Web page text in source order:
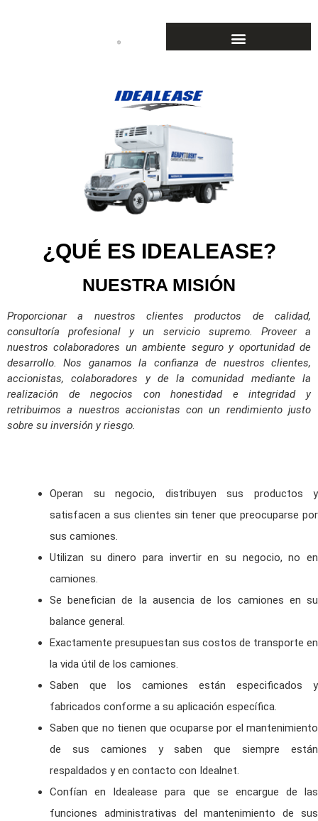
¿QUÉ ES IDEALEASE?
NUESTRA MISIÓN
Proporcionar a nuestros clientes productos de calidad,
consultoría profesional y un servicio supremo. Proveer a
nuestros colaboradores un ambiente seguro y oportunidad de
desarrollo. Nos ganamos la confianza de nuestros clientes,
accionistas, colaboradores y de la comunidad mediante la
realización de negocios con honestidad e integridad y
retribuimos a nuestros accionistas con un rendimiento justo
sobre su inversión y riesgo.
Operan su negocio, distribuyen sus productos y
satisfacen a sus clientes sin tener que preocuparse por
sus camiones.
Utilizan su dinero para invertir en su negocio, no en
camiones.
Se benefician de la ausencia de los camiones en su
balance general.
Exactamente presupuestan sus costos de transporte en
la vida útil de los camiones.
Saben que los camiones están especificados y
fabricados conforme a su aplicación específica.
Saben que no tienen que ocuparse por el mantenimiento
de sus camiones y saben que siempre están
respaldados y en contacto con Idealnet.
Confían en Idealease para que se encargue de las
funciones administrativas del mantenimiento de sus